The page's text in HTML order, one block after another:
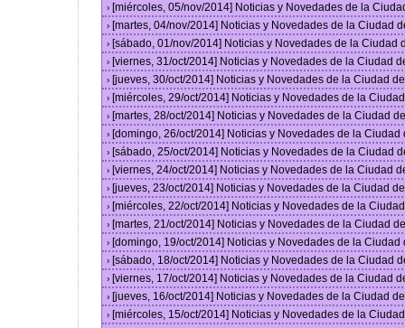
› [miércoles, 05/nov/2014] Noticias y Novedades de la
› [martes, 04/nov/2014] Noticias y Novedades de la Ciudad
› [sábado, 01/nov/2014] Noticias y Novedades de la Ciudad
› [viernes, 31/oct/2014] Noticias y Novedades de la Ciudad
› [jueves, 30/oct/2014] Noticias y Novedades de la Ciudad
› [miércoles, 29/oct/2014] Noticias y Novedades de la
› [martes, 28/oct/2014] Noticias y Novedades de la Ciudad
› [domingo, 26/oct/2014] Noticias y Novedades de la
› [sábado, 25/oct/2014] Noticias y Novedades de la Ciudad
› [viernes, 24/oct/2014] Noticias y Novedades de la Ciudad
› [jueves, 23/oct/2014] Noticias y Novedades de la Ciudad
› [miércoles, 22/oct/2014] Noticias y Novedades de la
› [martes, 21/oct/2014] Noticias y Novedades de la Ciudad
› [domingo, 19/oct/2014] Noticias y Novedades de la
› [sábado, 18/oct/2014] Noticias y Novedades de la Ciudad
› [viernes, 17/oct/2014] Noticias y Novedades de la Ciudad
› [jueves, 16/oct/2014] Noticias y Novedades de la Ciudad
› [miércoles, 15/oct/2014] Noticias y Novedades de la